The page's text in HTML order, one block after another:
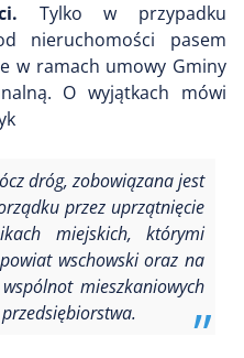
Tylko w przypadku
nieruchomości pasem
w ramach umowy Gminy
O wyjątkach mówi
dróg, zobowiązana jest
przez uprzątnięcie
miejskich, którymi
wschowski oraz na
mieszkaniowych